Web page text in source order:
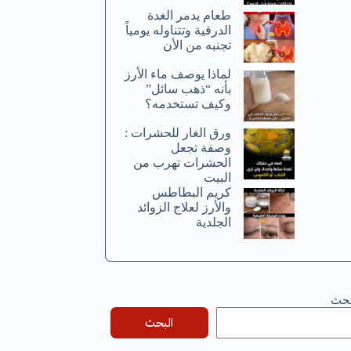
طعام يدمر الغدة
الدرقية وتتناوله يومياً
تجنبه من الأن
لماذا يوصف ماء الأرز
بأنه “ذهب سائل”
وكيف تستخدمه؟
ورق الغار للحشرات :
وصفة تجعل
الحشرات تهرب من
البيت
كريم البطاطس
والأرز لعلاج الزوائد
الجلدية
البحث